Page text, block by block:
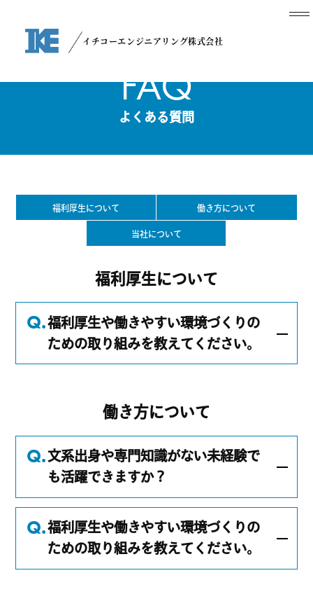
イチコーエンジニアリング株式会社
よくある質問
FAQ
福利厚生について 働き方について
当社について
福利厚生について
福利厚生や働きやすい環境づくりの
ための取り組みを教えてください。
働き方について
文系出身や専門知識がない未経験で
も活躍できますか？
福利厚生や働きやすい環境づくりの
ための取り組みを教えてください。